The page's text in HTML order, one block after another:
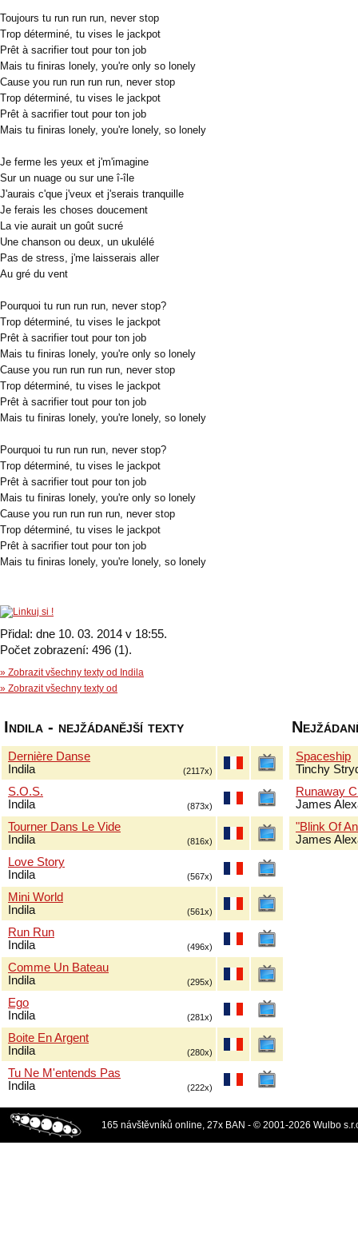
Toujours tu run run run, never stop
Trop déterminé, tu vises le jackpot
Prêt à sacrifier tout pour ton job
Mais tu finiras lonely, you're only so lonely
Cause you run run run run, never stop
Trop déterminé, tu vises le jackpot
Prêt à sacrifier tout pour ton job
Mais tu finiras lonely, you're lonely, so lonely
Je ferme les yeux et j'm'imagine
Sur un nuage ou sur une î-île
J'aurais c'que j'veux et j'serais tranquille
Je ferais les choses doucement
La vie aurait un goût sucré
Une chanson ou deux, un ukulélé
Pas de stress, j'me laisserais aller
Au gré du vent
Pourquoi tu run run run, never stop?
Trop déterminé, tu vises le jackpot
Prêt à sacrifier tout pour ton job
Mais tu finiras lonely, you're only so lonely
Cause you run run run run, never stop
Trop déterminé, tu vises le jackpot
Prêt à sacrifier tout pour ton job
Mais tu finiras lonely, you're lonely, so lonely
Pourquoi tu run run run, never stop?
Trop déterminé, tu vises le jackpot
Prêt à sacrifier tout pour ton job
Mais tu finiras lonely, you're only so lonely
Cause you run run run run, never stop
Trop déterminé, tu vises le jackpot
Prêt à sacrifier tout pour ton job
Mais tu finiras lonely, you're lonely, so lonely
Přidal: dne 10. 03. 2014 v 18:55.
Počet zobrazení: 496 (1).
» Zobrazit všechny texty od Indila
» Zobrazit všechny texty od
Indila - nejžádanější texty
Dernière Danse
Indila
(2117x)
S.O.S.
Indila
(873x)
Tourner Dans Le Vide
Indila
(816x)
Love Story
Indila
(567x)
Mini World
Indila
(561x)
Run Run
Indila
(496x)
Comme Un Bateau
Indila
(295x)
Ego
Indila
(281x)
Boite En Argent
Indila
(280x)
Tu Ne M'entends Pas
Indila
(222x)
Spaceship
Tinchy
Runaway
James
"Blink Of
James
165 návštěvníků online, 27x BAN - © 2001-2026 Wulbo